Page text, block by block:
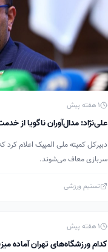
1 هفته پیش
علی‌نژاد: مدال‌آوران ناگویا از
دبیرکل کمیته ملی المپیک اعلام
سربازی معاف می‌شوند.
تسنیم ورزشی
1 هفته پیش
کدام ورزشگاه‌های تهران آماده